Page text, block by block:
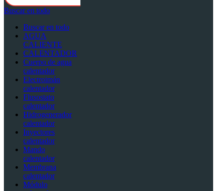
Buscar en todo
Buscar en todo
AGUA
CALIENTE
CALENTADOR
Cuerpo de agua
calentador
Electroimán
calentador
Flusostato
calentador
Hidrogenerador
calentador
Inyectores
calentador
Mando
calentador
Membrana
calentador
Módulo